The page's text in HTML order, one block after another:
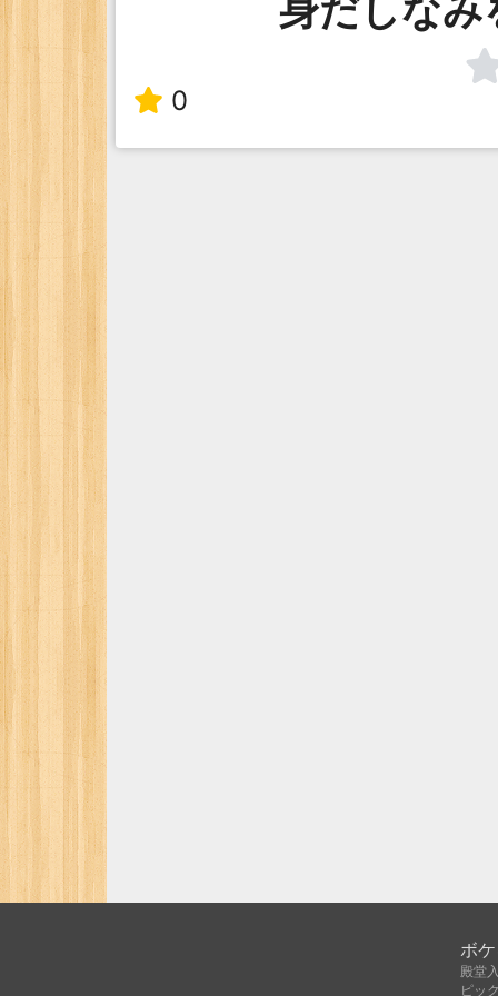
身だしな
0
ボ
殿堂
ピッ